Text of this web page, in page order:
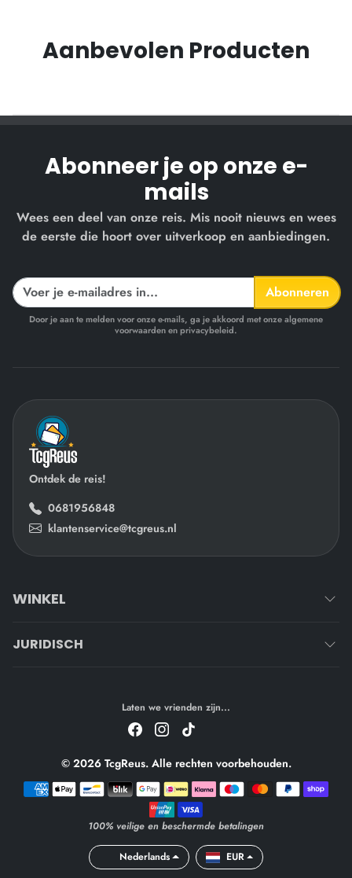
Aanbevolen Producten
Abonneer je op onze e-
mails
Wees een deel van onze reis. Mis nooit nieuws en wees
de eerste die hoort over uitverkoop en aanbiedingen.
Abonneren
Door je aan te melden voor onze e-mails, ga je akkoord met onze algemene
voorwaarden en privacybeleid.
Ontdek de reis!
0681956848
klantenservice@tcgreus.nl
WINKEL
JURIDISCH
Laten we vrienden zijn...
© 2026 TcgReus. Alle rechten voorbehouden.
Betaalmethoden
100% veilige en beschermde betalingen
Nederlands EUR